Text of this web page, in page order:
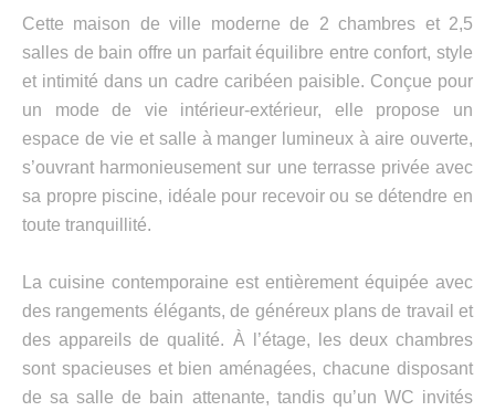
Cette maison de ville moderne de 2 chambres et 2,5
salles de bain offre un parfait équilibre entre confort, style
et intimité dans un cadre caribéen paisible. Conçue pour
un mode de vie intérieur-extérieur, elle propose un
espace de vie et salle à manger lumineux à aire ouverte,
s’ouvrant harmonieusement sur une terrasse privée avec
sa propre piscine, idéale pour recevoir ou se détendre en
toute tranquillité.
La cuisine contemporaine est entièrement équipée avec
des rangements élégants, de généreux plans de travail et
des appareils de qualité. À l’étage, les deux chambres
sont spacieuses et bien aménagées, chacune disposant
de sa salle de bain attenante, tandis qu’un WC invités